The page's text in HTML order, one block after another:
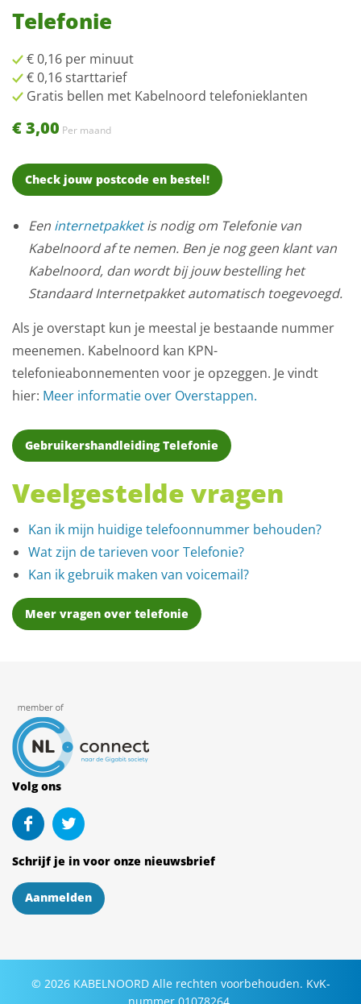
Telefonie
€ 0,16 per minuut
€ 0,16 starttarief
Gratis bellen met Kabelnoord telefonieklanten
€ 3,00 Per maand
Check jouw postcode en bestel!
Een internetpakketis nodig om Telefonie van
Kabelnoord af te nemen. Ben je nog geen klant van
Kabelnoord, dan wordt bij jouw bestelling het
Standaard Internetpakket automatisch toegevoegd.
Als je overstapt kun je meestal je bestaande nummer
meenemen. Kabelnoord kan KPN-
telefonieabonnementen voor je opzeggen. Je vindt
hier: Meer informatie over Overstappen.
Gebruikershandleiding Telefonie
Veelgestelde vragen
Kan ik mijn huidige telefoonnummer behouden?
Wat zijn de tarieven voor Telefonie?
Kan ik gebruik maken van voicemail?
Meer vragen over telefonie
Volg ons
Schrijf je in voor onze nieuwsbrief
Aanmelden
© 2026 KABELNOORDAlle rechten voorbehouden. KvK-